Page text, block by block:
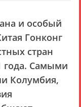
и особый
Гонконг
стран
года. Самыми
Колумбия,